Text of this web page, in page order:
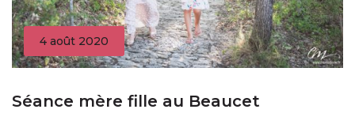
4 août 2020
Séance mère fille au Beaucet